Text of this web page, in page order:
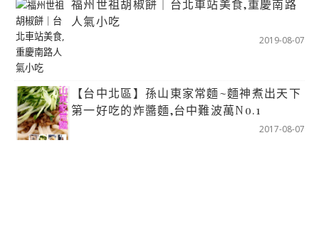
福州世祖胡椒餅｜台北車站美食,重慶南路
人氣小吃
2019-08-07
【台中北區】孫山東家常麵~麵神煮出天下
第一好吃的炸醬麵,台中難波萬No.1
2017-08-07